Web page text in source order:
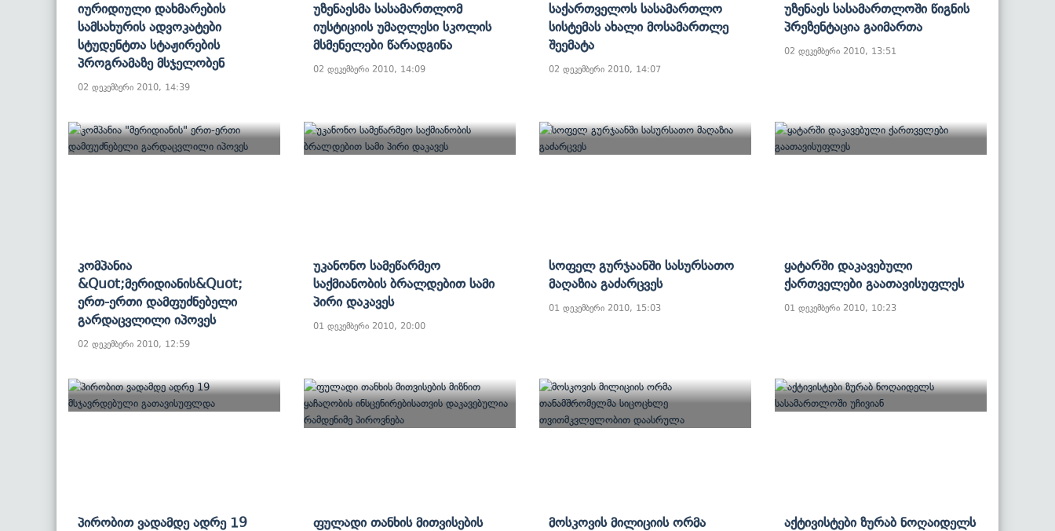
Იურიდიული Დახმარების
Სამსახურის Ადვოკატები
Სტუდენტთა Სტაჟირების
Პროგრამაზე Მსჯელობენ
02 დეკემბერი 2010, 14:39
Უზენაესმა Სასამართლომ
Იუსტიციის Უმაღლესი Სკოლის
Მსმენელები Წარადგინა
02 დეკემბერი 2010, 14:09
Საქართველოს Სასამართლო
Სისტემას Ახალი Მოსამართლე
Შეემატა
02 დეკემბერი 2010, 14:07
Უზენაეს Სასამართლოში Წიგნის
Პრეზენტაცია Გაიმართა
02 დეკემბერი 2010, 13:51
Კომპანია
&quot;მერიდიანის&quot;
Ერთ-Ერთი Დამფუძნებელი
Გარდაცვლილი Იპოვეს
02 დეკემბერი 2010, 12:59
Უკანონო Სამეწარმეო
Საქმიანობის Ბრალდებით Სამი
Პირი Დაკავეს
01 დეკემბერი 2010, 20:00
Სოფელ Გურჯაანში Სასურსათო
Მაღაზია Გაძარცვეს
01 დეკემბერი 2010, 15:03
Ყატარში Დაკავებული
Ქართველები Გაათავისუფლეს
01 დეკემბერი 2010, 10:23
Პირობით Ვადამდე Ადრე 19
Ფულადი Თანხის Მითვისების
Მოსკოვის Მილიციის Ორმა
Აქტივისტები Ზურაბ Ნოღაიდელს